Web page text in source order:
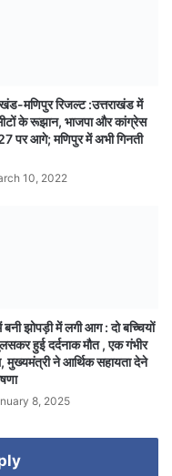
मणिपुर रिजल्ट :उत्तराखंड में
के रूझान, भाजपा और कांग्रेस
पर आगे; मणिपुर में अभी गिनती
10, 2022
झोपड़ी में लगी आग : दो बच्चियों
हुई दर्दनाक मौत , एक गंभीर
मुख्यमंत्री ने आर्थिक सहायता देने
8, 2025